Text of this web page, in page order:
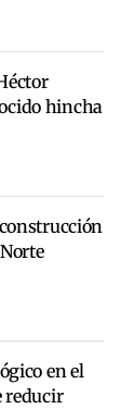
hincha
en el
reducir